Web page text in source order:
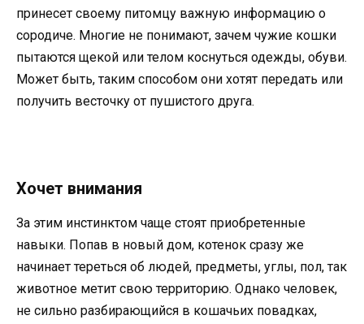
принесет своему питомцу важную информацию о
сородиче. Многие не понимают, зачем чужие кошки
пытаются щекой или телом коснуться одежды, обуви.
Может быть, таким способом они хотят передать или
получить весточку от пушистого друга.
Хочет внимания
За этим инстинктом чаще стоят приобретенные
навыки. Попав в новый дом, котенок сразу же
начинает тереться об людей, предметы, углы, пол, так
животное метит свою территорию. Однако человек,
не сильно разбирающийся в кошачьих повадках,